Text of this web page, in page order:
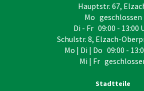
Hauptstr. 67,
Mo geschlossen
Di - Fr 09:00 - 13:00
Schulstr. 8, Elzach-
Mo | Di | Do 09:00 -
Mi | Fr
Stadtteile